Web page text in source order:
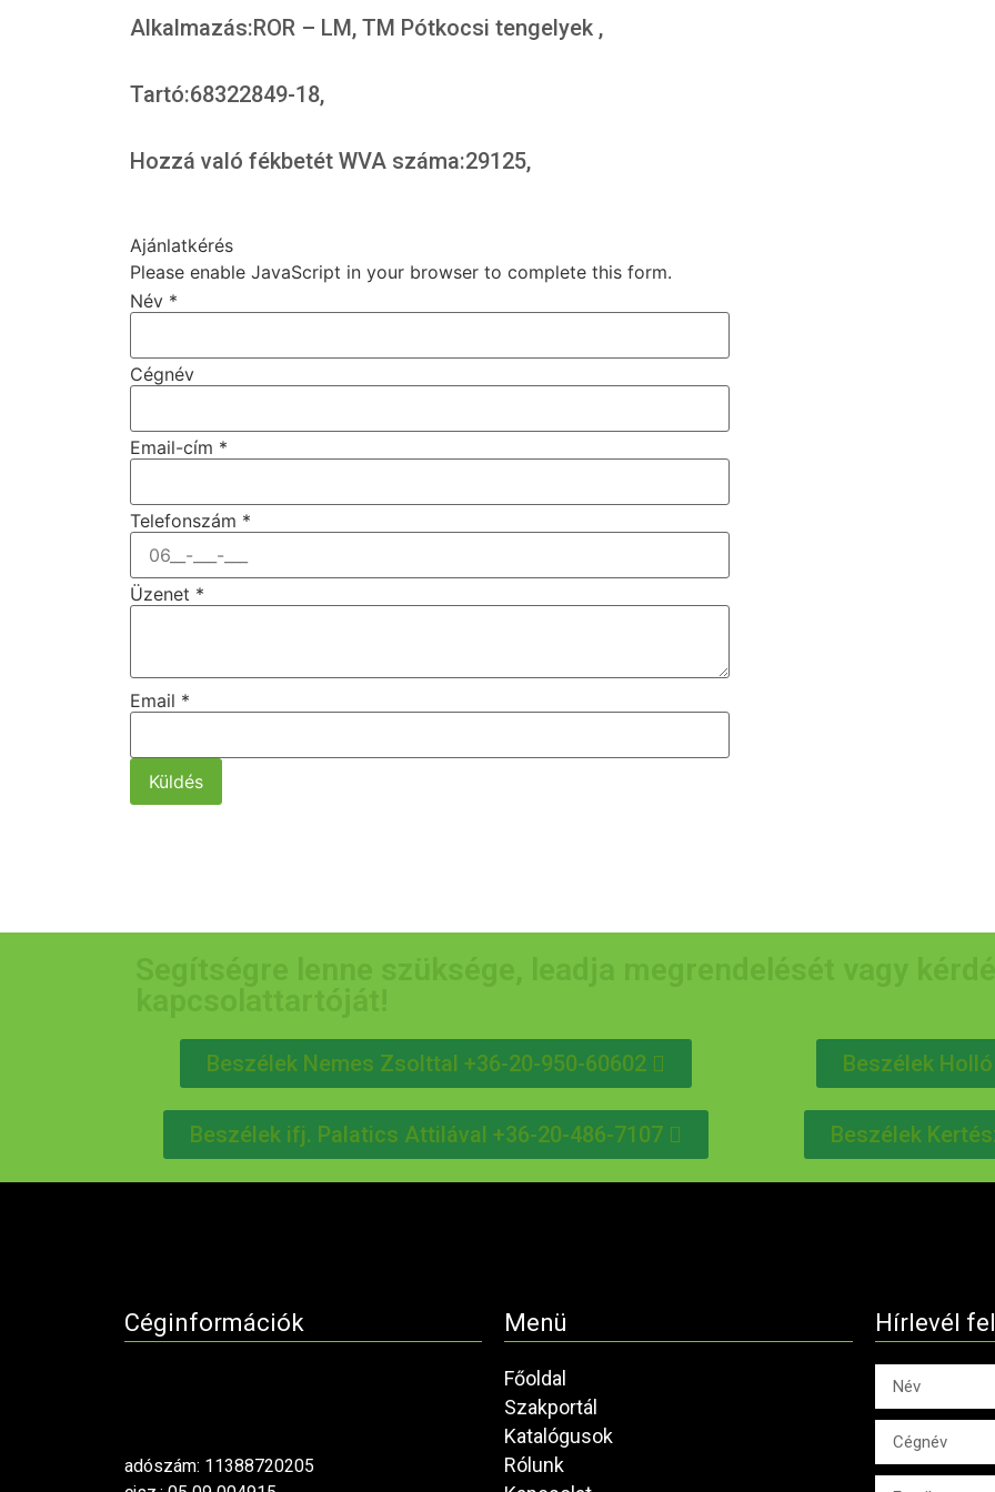
Alkalmazás:ROR – LM, TM Pótkocsi tengelyek ,
Tartó:68322849-18,
Hozzá való fékbetét WVA száma:29125,
Ajánlatkérés
Please enable JavaScript in your browser to complete this form.
Név *
Cégnév
Email-cím *
Telefonszám *
Üzenet *
Email *
Küldés
Beszélek Nemes Zsolttal +36-20-950-60602 Beszélek
Beszélek ifj. Palatics Attilával +36-20-486-7107 Beszélek
Céginformációk
adószám: 11388720205
Menü
Főoldal
Szakportál
Katalógusok
Rólunk
Hírlevél